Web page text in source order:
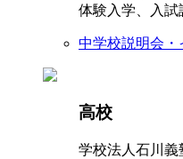
体験入学、入試
中学校説明会
高校
学校法人石川義